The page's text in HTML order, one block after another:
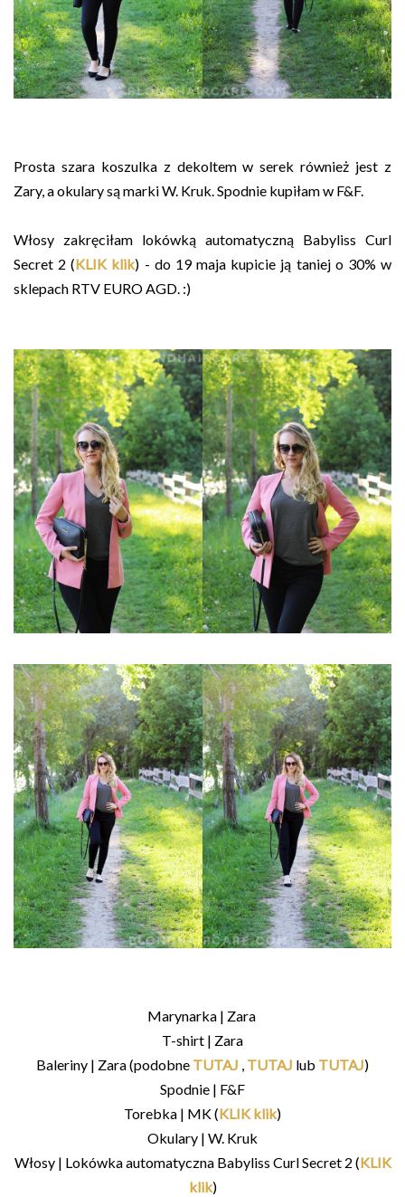
Prosta szara koszulka z dekoltem w serek również jest z
Zary, a okulary są marki W. Kruk. Spodnie kupiłam w F&F.
Włosy zakręciłam lokówką automatyczną Babyliss Curl
Secret 2 (KLIK klik) - do 19 maja kupicie ją taniej o 30% w
sklepach RTV EURO AGD. :)
Marynarka | Zara
T-shirt | Zara
Baleriny | Zara (podobne TUTAJ , TUTAJ lub TUTAJ)
Spodnie | F&F
Torebka | MK (KLIK klik)
Okulary | W. Kruk
Włosy | Lokówka automatyczna Babyliss Curl Secret 2 (KLIK
klik)